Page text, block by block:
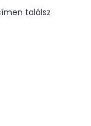
találsz